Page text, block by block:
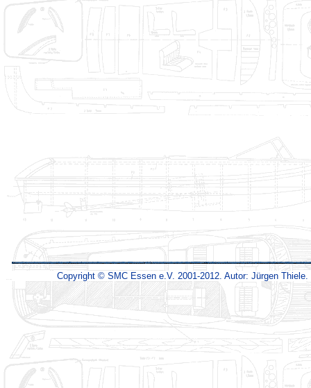
Copyright © SMC Essen e.V. 2001-2012. Autor: Jürgen